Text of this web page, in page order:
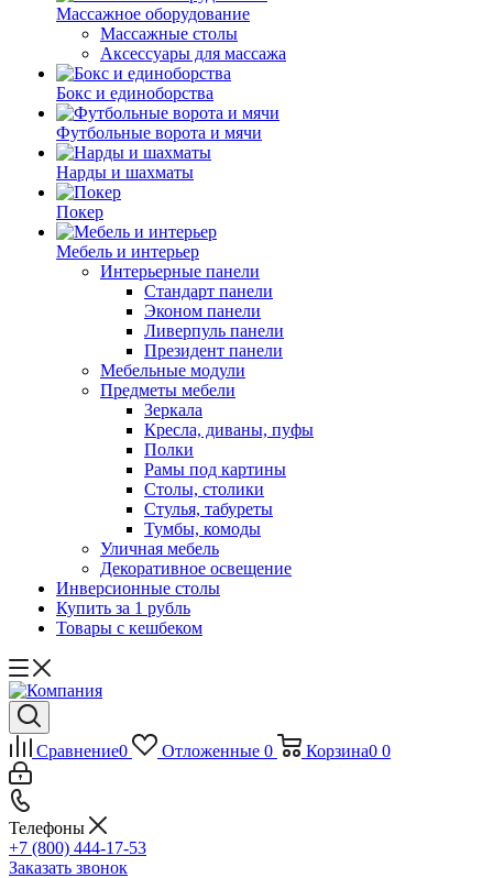
Массажное оборудование
Массажные столы
Аксессуары для массажа
Бокс и единоборства
Футбольные ворота и мячи
Нарды и шахматы
Покер
Мебель и интерьер
Интерьерные панели
Стандарт панели
Эконом панели
Ливерпуль панели
Президент панели
Мебельные модули
Предметы мебели
Зеркала
Кресла, диваны, пуфы
Полки
Рамы под картины
Столы, столики
Стулья, табуреты
Тумбы, комоды
Уличная мебель
Декоративное освещение
Инверсионные столы
Купить за 1 рубль
Товары с кешбеком
Сравнение0 Отложенные 0 Корзина0 0
Телефоны
+7 (800) 444-17-53
Заказать звонок